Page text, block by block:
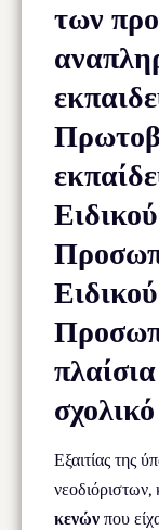
των
Εξαιτίας της
κενών που